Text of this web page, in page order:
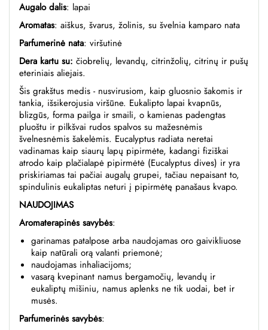
Augalo dalis: lapai
Aromatas: aiškus, švarus, žolinis, su švelnia kamparo nata
Parfumerinė nata: viršutinė
Dera kartu su: čiobrelių, levandų, citrinžolių, citrinų ir pušų
eteriniais aliejais.
Šis grakštus medis - nusvirusiom, kaip gluosnio šakomis ir
tankia, išsikerojusia viršūne. Eukalipto lapai kvapnūs,
blizgūs, forma pailga ir smaili, o kamienas padengtas
pluoštu ir pilkšvai rudos spalvos su mažesnėmis
švelnesnėmis šakelėmis. Eucalyptus radiata neretai
vadinamas kaip siaurų lapų pipirmėte, kadangi fiziškai
atrodo kaip plačialapė pipirmėtė (Eucalyptus dives) ir yra
priskiriamas tai pačiai augalų grupei, tačiau nepaisant to,
spindulinis eukaliptas neturi į pipirmėtę panašaus kvapo.
NAUDOJIMAS
Aromaterapinės savybės:
garinamas patalpose arba naudojamas oro gaivikliuose
kaip natūrali orą valanti priemonė;
naudojamas inhaliacijoms;
vasarą kvepinant namus bergamočių, levandų ir
eukaliptų mišiniu, namus aplenks ne tik uodai, bet ir
musės.
Parfumerinės savybės: